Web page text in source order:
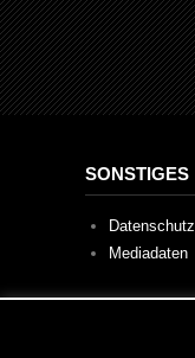
SONSTIGES
Datenschutz
Mediadaten